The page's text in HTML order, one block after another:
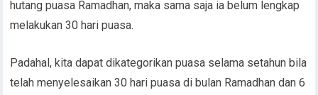
hutang puasa Ramadhan, maka sama saja ia belum lengkap
melakukan 30 hari puasa.
Padahal, kita dapat dikategorikan puasa selama setahun bila
telah menyelesaikan 30 hari puasa di bulan Ramadhan dan 6